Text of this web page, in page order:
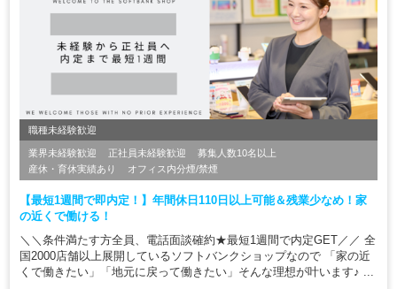
職種未経験歓迎
業界未経験歓迎 正社員未経験歓迎
募集人数10名以上
産休・育休実績あり
オフィス内分煙/禁煙
【最短1週間で即内定！】年間休日110日以上可能＆残業少なめ！家
の近くで働ける！
＼＼条件満たす方全員、電話面談確約★最短1週間で内定GET／／ 全
国2000店舗以上展開しているソフトバンクショップなので 「家の近
くで働きたい」「地元に戻って働きたい」そんな理想が叶います♪ ...